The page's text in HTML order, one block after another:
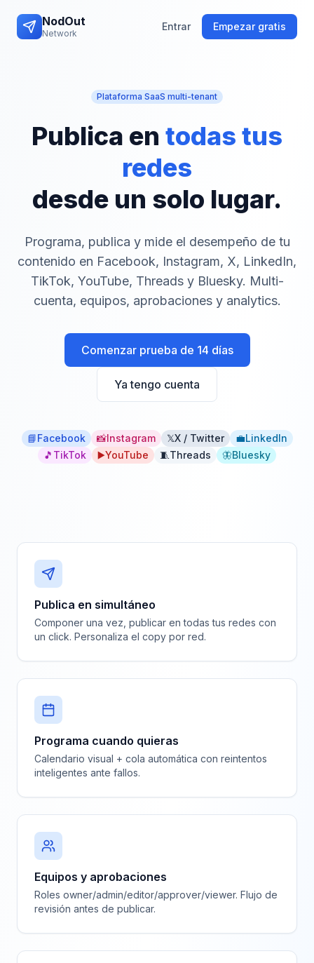
NodOut
Network
Entrar Empezar gratis
Plataforma SaaS multi-tenant
Publica en todas tus
redes
desde un solo lugar.
Programa, publica y mide el desempeño de tu
contenido en Facebook, Instagram, X, LinkedIn,
TikTok, YouTube, Threads y Bluesky. Multi-
cuenta, equipos, aprobaciones y analytics.
Comenzar prueba de 14 días
Ya tengo cuenta
📘Facebook 📸Instagram 𝕏X / Twitter 💼LinkedIn
🎵 TikTok ▶️YouTube 🧵Threads 🦋Bluesky
Publica en simultáneo
Componer una vez, publicar en todas tus redes con
un click. Personaliza el copy por red.
Programa cuando quieras
Calendario visual + cola automática con reintentos
inteligentes ante fallos.
Equipos y aprobaciones
Roles owner/admin/editor/approver/viewer. Flujo de
revisión antes de publicar.